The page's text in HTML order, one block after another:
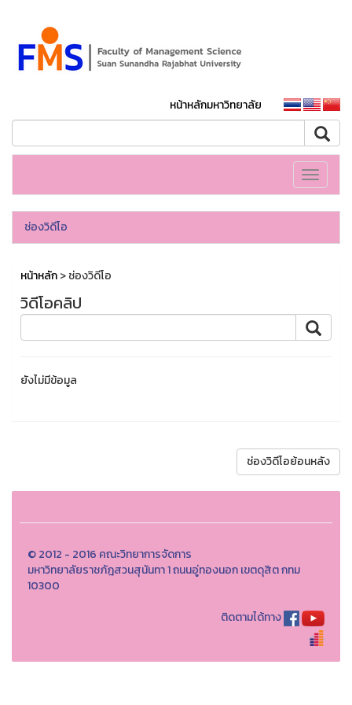
หน้าหลักมหาวิทยาลัย
Toggle
ช่องวิดีโอ
หน้าหลัก> ช่องวิดีโอ
วิดีโอคลิป
ยังไม่มีข้อมูล
ช่องวิดีโอย้อนหลัง
© 2012 - 2016 คณะวิทยาการจัดการ
มหาวิทยาลัยราชภัฎสวนสุนันทา 1 ถนนอู่ทองนอก เขตดุสิต กทม
10300
ติดตามได้ทาง